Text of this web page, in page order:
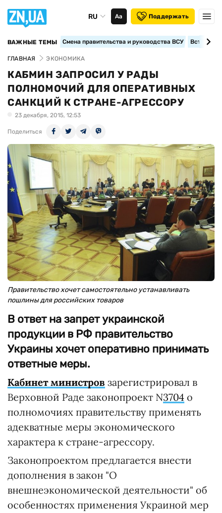
RU Аа Поддержать
ВАЖНЫЕ ТЕМЫ Смена правительства и руководства ВСУ
ГЛАВНАЯ ЭКОНОМИКА
КАБМИН ЗАПРОСИЛ У РАДЫ
ПОЛНОМОЧИЙ ДЛЯ ОПЕРАТИВНЫХ
САНКЦИЙ К СТРАНЕ-АГРЕССОРУ
23 декабря, 2015, 12:53
Поделиться
Правительство хочет самостоятельно устанавливать
пошлины для российских товаров
В ответ на запрет украинской
продукции в РФ правительство
Украины хочет оперативно принимать
ответные меры.
Кабинет министров зарегистрировал в
Верховной Раде законопроект N3704 о
полномочиях правительству применять
адекватные меры экономического
характера к стране-агрессору.
Законопроектом предлагается внести
дополнения в закон "О
внешнеэкономической деятельности" об
особенностях применения Украиной мер